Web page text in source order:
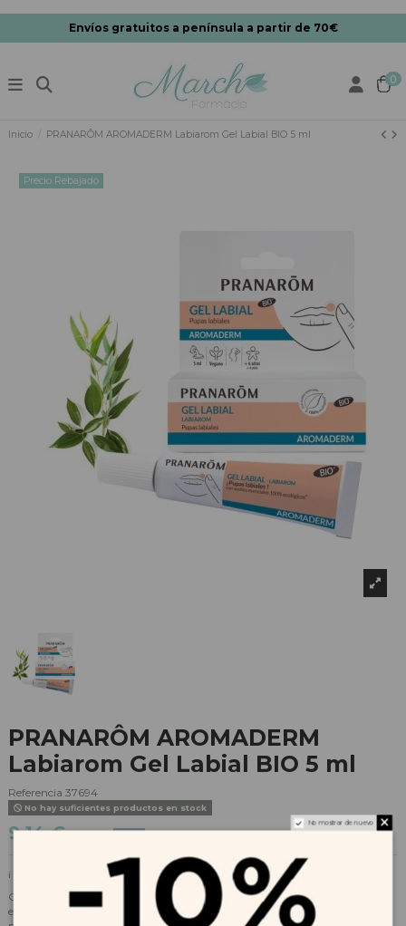
Envíos gratuitos a península a partir de 70€
0
Inicio PRANARÔM AROMADERM Labiarom Gel Labial BIO 5 ml
Precio Rebajado
PRANARÔM AROMADERM
Labiarom Gel Labial BIO 5 ml
Referencia 37694
No hay suficientes productos en stock
9,14 €10,15 €
¡ Pupas labiales !
Gel labial - LABIAROM es un excepcional gel aromático que responde con
eficacia a manifestaciones cutáneas en los labios. Refresca y alivia las
No mostrar de nuevo